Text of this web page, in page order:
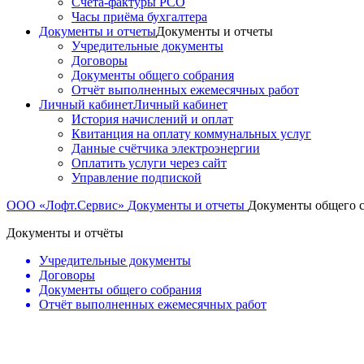
Часы приёма бухгалтера
Документы и отчетыДокументы и отчеты
Учредительные документы
Договоры
Документы общего собрания
Отчёт выполненных ежемесячных работ
Личный кабинетЛичный кабинет
История начислений и оплат
Квитанция на оплату коммунальных услуг
Данные счётчика электроэнергии
Оплатить услуги через сайт
Управление подпиской
ООО «Лофт.Сервис» Документы и отчеты Документы общего
Документы и отчёты
Учредительные документы
Договоры
Документы общего собрания
Отчёт выполненных ежемесячных работ